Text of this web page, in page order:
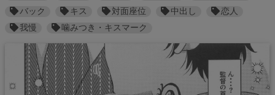
バック
キス 対面座位 中出し
恋人
我慢
噛みつき・キスマーク